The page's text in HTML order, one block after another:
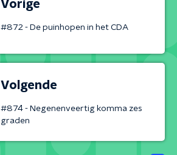
Vorige
#872 - De puinhopen in het CDA
Volgende
#874 - Negenenveertig komma zes
graden